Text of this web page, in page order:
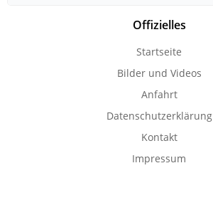
Offizielles
Startseite
Bilder und Videos
Anfahrt
Datenschutzerklärung
Kontakt
Impressum